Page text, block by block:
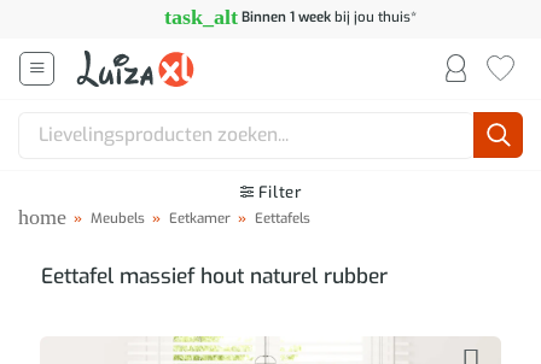
inhoud
task_alt Binnen 1 weekbij jou thuis*
Zoeken
Filter
home » Meubels » Eetkamer » Eettafels
Eettafel massief hout naturel rubber